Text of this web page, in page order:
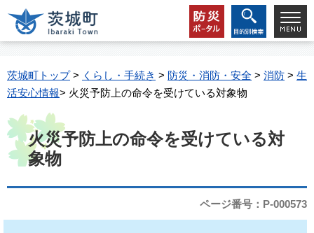
茨城町トップ> くらし・手続き > 防災・消防・安全 > 消防 > 生
活安心情報> 火災予防上の命令を受けている対象物
火災予防上の命令を受けている対
象物
ページ番号：P-000573